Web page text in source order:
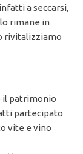
a seccarsi,
rimane in
rivitalizziamo
il patrimonio
partecipato
vite e vino